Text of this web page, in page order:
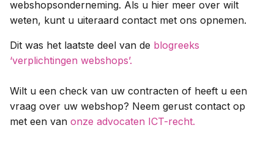
webshopsonderneming. Als u hier meer over wilt
weten, kunt u uiteraard contact met ons opnemen.
Dit was het laatste deel van de blogreeks
‘verplichtingen webshops’.
Wilt u een check van uw contracten of heeft u een
vraag over uw webshop? Neem gerust contact op
met een van onze advocaten ICT-recht.